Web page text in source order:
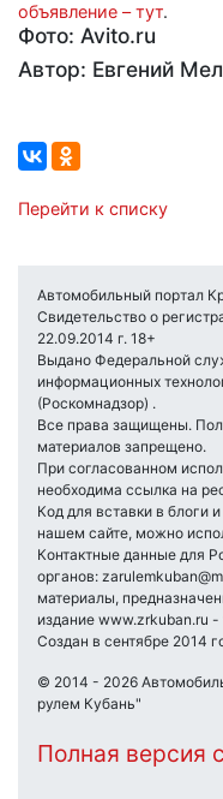
объявление – тут.
Фото: Avito.ru
Автор: Евгений
Перейти к списку
Автомобильный портал
Свидетельство о
22.09.2014 г. 18+
Выдано Федеральной
информационных
(Роскомнадзор) .
Все права защищены.
материалов запрещено.
При согласованном
необходима ссылка на
Код для вставки в блоги
нашем сайте, можно
Контактные данные для
органов:
материалы,
издание www.zrkuban.ru
Создан в сентябре 2014
© 2014 - 2026
рулем Кубань"
Полная версия